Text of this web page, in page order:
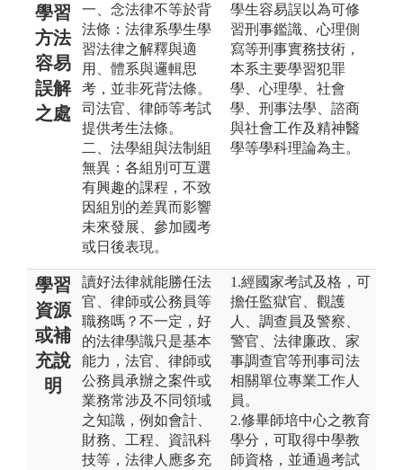
學習
方法
容易
誤解
之處
一、念法律不等於背
法條：法律系學生學
習法律之解釋與適
用、體系與邏輯思
考，並非死背法條。
司法官、律師等考試
提供考生法條。
二、法學組與法制組
無異：各組別可互選
有興趣的課程，不致
因組別的差異而影響
未來發展、參加國考
或日後表現。
學生容易誤以為可修
習刑事鑑識、心理側
寫等刑事實務技術，
本系主要學習犯罪
學、心理學、社會
學、刑事法學、諮商
與社會工作及精神醫
學等學科理論為主。
學習
資源
或補
充說
明
讀好法律就能勝任法
官、律師或公務員等
職務嗎？不一定，好
的法律學識只是基本
能力，法官、律師或
公務員承辦之案件或
業務常涉及不同領域
之知識，例如會計、
財務、工程、資訊科
技等，法律人應多充
1.經國家考試及格，可
擔任監獄官、觀護
人、調查員及警察、
警官、法律廉政、家
事調查官等刑事司法
相關單位專業工作人
員。
2.修畢師培中心之教育
學分，可取得中學教
師資格，並通過考試